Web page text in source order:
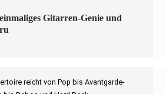
Gitarren-Genie und
reicht von Pop bis Avantgarde-